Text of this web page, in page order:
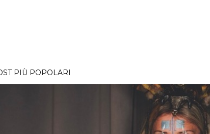
PIÙ POPOLARI